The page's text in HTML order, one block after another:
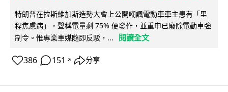
特朗普在拉斯維加斯造勢大會上公開嘲諷電動車車主患有「里
程焦慮病」，聲稱電量剩 75% 便發作，並重申已廢除電動車強
制令。惟專業車媒隨即反駁，...
閱讀全文
386 151 ↗ 分享